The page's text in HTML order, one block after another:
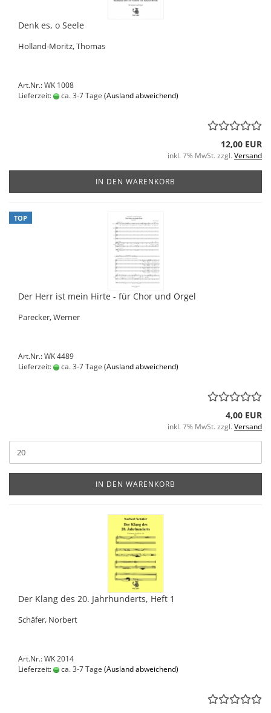
Denk es, o Seele
Holland-Moritz, Thomas
Art.Nr.: WK 1008
Lieferzeit:
ca. 3-7 Tage (Ausland abweichend)
12,00 EUR
inkl. 7% MwSt. zzgl. Versand
IN DEN WARENKORB
TOP
Der Herr ist mein Hirte - für Chor und Orgel
Parecker, Werner
Art.Nr.: WK 4489
Lieferzeit:
ca. 3-7 Tage (Ausland abweichend)
4,00 EUR
inkl. 7% MwSt. zzgl. Versand
IN DEN WARENKORB
Der Klang des 20. Jahrhunderts, Heft 1
Schäfer, Norbert
Art.Nr.: WK 2014
Lieferzeit:
ca. 3-7 Tage (Ausland abweichend)